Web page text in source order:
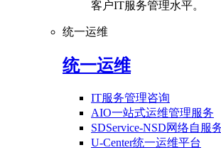
客户IT服务管理水平。
统一运维
统一运维
IT服务管理咨询
AIO一站式运维管理服务
SDService-NSD网络自服
U-Center统一运维平台